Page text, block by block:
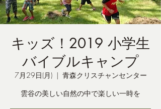
キッズ！2019 小学生
バイブルキャンプ
7月29日(月)
  |
青森クリスチャンセンター
雲谷の美しい自然の中で楽しい一時を